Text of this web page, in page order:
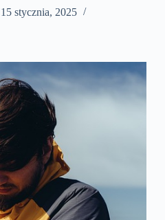
15 stycznia, 2025